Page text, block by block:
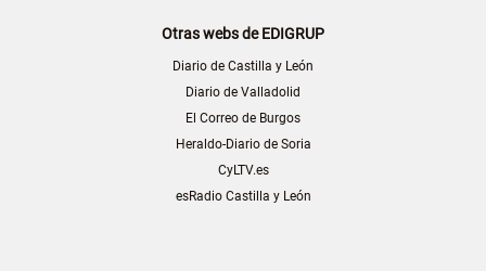
Otras webs de EDIGRUP
Diario de Castilla y León
Diario de Valladolid
El Correo de Burgos
Heraldo-Diario de Soria
CyLTV.es
esRadio Castilla y León